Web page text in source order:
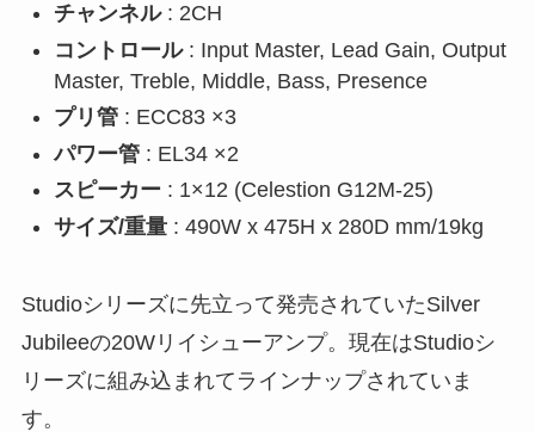
チャンネル: 2CH
コントロール: Input Master, Lead Gain, Output
Master, Treble, Middle, Bass, Presence
プリ管: ECC83 ×3
パワー管: EL34 ×2
スピーカー : 1×12 (Celestion G12M-25)
サイズ/重量: 490W x 475H x 280D mm/19kg
Studioシリーズに先立って発売されていたSilver
Jubileeの20Wリイシューアンプ。現在はStudioシ
リーズに組み込まれてラインナップされていま
す。